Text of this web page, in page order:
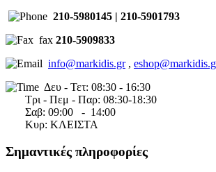
210-5980145 | 210-5901793
fax 210-5909833
info@markidis.gr,
Δευ - Τετ: 08:30 - 16:30
Τρι - Πεμ - Παρ: 08:30-18:30
Σαβ: 09:00 - 14:00
Κυρ: ΚΛΕΙΣΤΑ
Σημαντικές πληροφορίες